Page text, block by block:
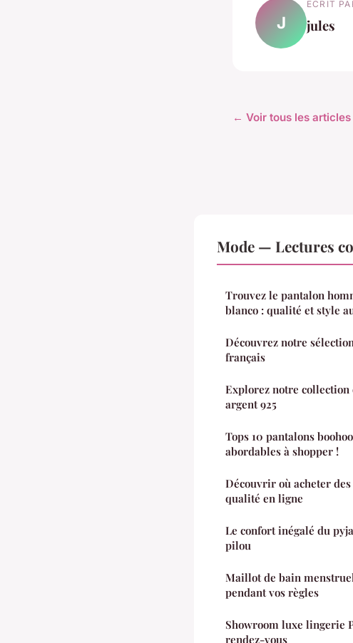
J
ECRIT
jules
← Voir tous les articles
Mode — Lectures
Trouvez le pantalon
blanco : qualité et style
Découvrez notre
français
Explorez notre
argent 925
Tops 10 pantalons
abordables à shopper !
Découvrir où acheter
qualité en ligne
Le confort inégalé du
pilou
Maillot de bain
pendant vos règles
Showroom luxe lingerie
rendez-vous